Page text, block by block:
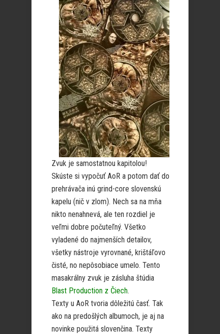
Zvuk je samostatnou kapitolou!
Skúste si vypočuť AoR a potom dať do
prehrávača inú grind-core slovenskú
kapelu (nič v zlom). Nech sa na mňa
nikto nenahnevá, ale ten rozdiel je
veľmi dobre počuteľný. Všetko
vyladené do najmenších detailov,
všetky nástroje vyrovnané, krištáľovo
čisté, no nepôsobiace umelo. Tento
masakrálny zvuk je zásluha štúdia
Blast Production z Čiech.
Texty u AoR tvoria dôležitú časť. Tak
ako na predošlých albumoch, je aj na
novinke použitá slovenčina. Texty